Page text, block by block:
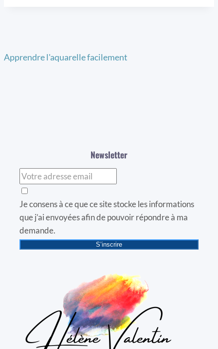
Apprendre l'aquarelle facilement
Newsletter
Je consens à ce que ce site stocke les informations
que j’ai envoyées afin de pouvoir répondre à ma
demande.
S’inscrire